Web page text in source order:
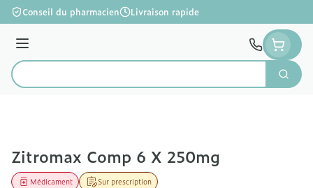
Aller au contenu
Conseil du pharmacien Livraison rapide
Menu
Rechercher
Zitromax Comp 6 X 250mg
Sur prescription
Médicament